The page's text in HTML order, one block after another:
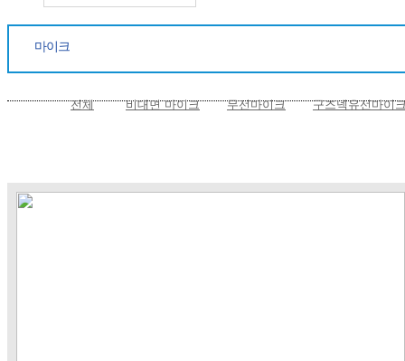
마이크
전체 비대면 마이크 무선마이크 구즈넥유선마이